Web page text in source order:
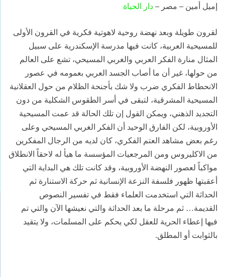
إميل أمين – مصر – دار الحياة
لقرون طويلة وبعد نهضة روحية لاهوتية فكرية في القرون الأولى
للمسيحية العربية، كانت فيها مدرسة الإسكندرية على سبيل
المثال منارة الفكر العربي والغربي المسيحي، تشع على العالم
من حولها، غير أن ما أصاب الجسد العربي بعمومه في عصور
الانحطاط الفكري ضرب ولا شك بأجنحة الظلام من حول العقلانية
المسيحية المشرقية، لتبقى في أسر الطقوس الشكلية من دون
التجديد الذهني، ويمكن القول إن تلك الحالة قد عمت المسيحية
الأوروبية، لكن الفارق الوحيد أن الفكر الغربي المسيحي وعلى
رغم بعض مشاهد العتم الفكري، كان لديه من الرجال المفكرين
من الاكليروس ومن المرجعيات المؤسسة ما هيأ له لاحقاً الانطلاق
مواكباً لعصور النهضة الأوروبية، وقد كانت تلك هي البداية التي
أعقبتها ظهور فلسفة النزعة الإنسانية ثم حركة الاستنارة ثم
الحداثة التي استخدمت العلماء فقط في تفسير النصوص
القديمة… ثم مرحلة ما بعد الحداثة والتي نعيشها الآن والتي تم
فيها إعطاء الحرية للعقل لكي يحكم على المسلمات، ولا يتقيد
بالثوابت أو المطلق.